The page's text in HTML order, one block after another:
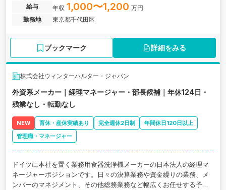
ながら、数字を経営判断へつなげ、 経営課題の可視化や改善提案、
組織づくりまで担っていただきます。
給与 年収 1,000〜1,200 万円
勤務地
東京都千代田区
ブックマーク 詳細をみる
株式会社ウィンターハルター・ジャパン
外資系メーカー｜経理マネージャー・部長候補｜年休124日・
残業なし・転勤なし
NEW 育休・産休実績あり 完全週休2日制
年間休日120日以上
管理職・マネージャー
ドイツに本社を置く業務用食器洗浄機メーカーの日本法人の経理マ
ネージャーポジションです。日々の決算業務や資金繰りの業務、メ
ンバーのマネジメント、その他総務業務など幅広くお任せする予定